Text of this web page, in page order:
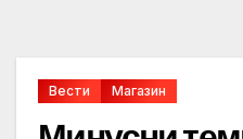
Вести Магазин